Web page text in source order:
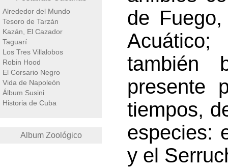
Alrededor del Mundo
Tesoro de Tarzán
Kazán, El Cazador
Taguarí
Los Tres Villalobos
Robin Hood
El Corsario Negro
Vida de Napoleón
Álbum Susini
Historia de Cuba
Album Zoológico
de
también
presente
tiempos,
especies:
y el